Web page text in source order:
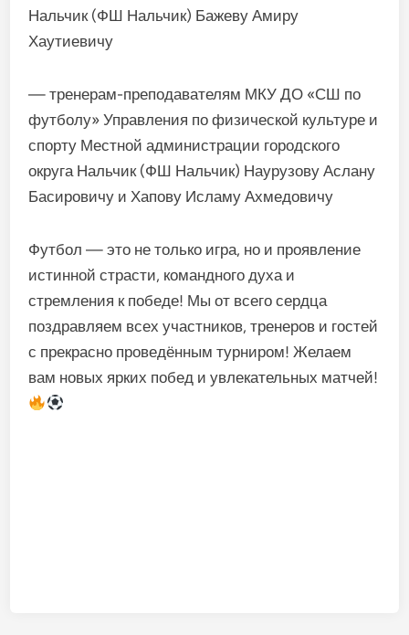
Нальчик (ФШ Нальчик) Бажеву Амиру
Хаутиевичу
— тренерам-преподавателям МКУ ДО «СШ по
футболу» Управления по физической культуре и
спорту Местной администрации городского
округа Нальчик (ФШ Нальчик) Наурузову Аслану
Басировичу и Хапову Исламу Ахмедовичу
Футбол — это не только игра, но и проявление
истинной страсти, командного духа и
стремления к победе! Мы от всего сердца
поздравляем всех участников, тренеров и гостей
с прекрасно проведённым турниром! Желаем
вам новых ярких побед и увлекательных матчей!